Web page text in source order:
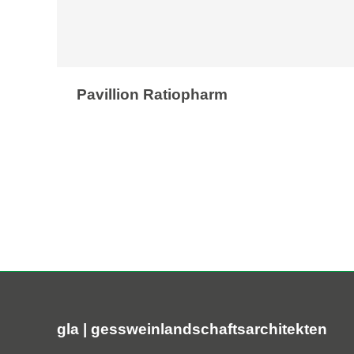
Pavillion Ratiopharm
gla | gessweinlandschaftsarchitekten